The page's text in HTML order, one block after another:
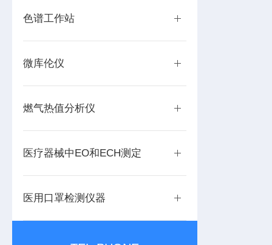
色谱工作站
微库伦仪
燃气热值分析仪
医疗器械中EO和ECH测定
医用口罩检测仪器